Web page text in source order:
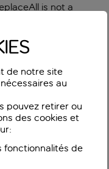
is not a
de notre site
au
pouvez retirer ou
des cookies et
fonctionnalités de